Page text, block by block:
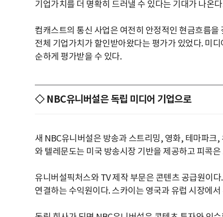
기업가치를 더 명확히 드러낼 수 있다는 기대가 나온
컴캐스트의 통신 사업은 여전히 안정적인 현금흐름
전체 기업가치가 할인받아왔다는 평가가 있었다. 미
순하게 평가받을 수 있다.
◇ NBC유니버설은 독립 미디어 기업으로
새 NBC유니버설은 방송과 스트리밍, 영화, 테마파크
와 텔레문도는 미국 방송시장 기반을 제공하고 피콕
유니버설픽처스와 TV 제작 부문은 콘텐츠 공급원이
연결하는 수익원이다. 스카이는 영국과 유럽 시장에